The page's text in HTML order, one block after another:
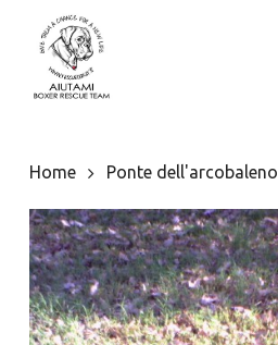
content
Home Ponte dell'arcobaleno